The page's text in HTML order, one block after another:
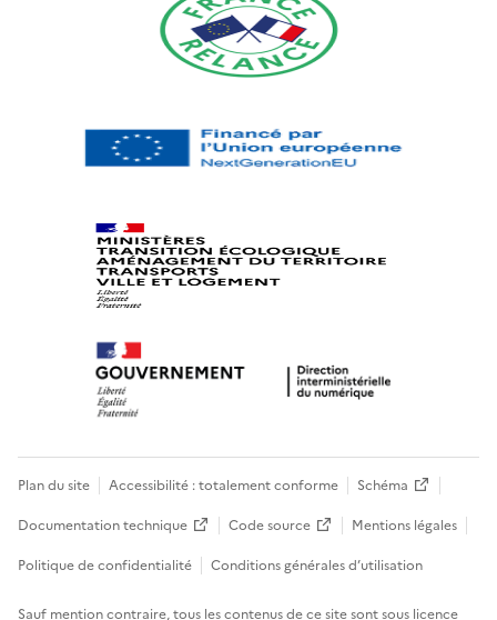
Plan du site Accessibilité : totalement conforme
Schéma
Documentation technique
Code source
Mentions légales
Politique de confidentialité
Conditions générales d’utilisation
Sauf mention contraire, tous les contenus de ce site sont sous licence